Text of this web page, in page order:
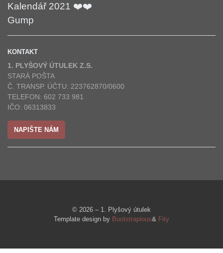
Kalendář 2021 ❤️❤️
Gump
KONTAKT
1. PLYŠOVÝ ÚTULEK Z.S.
STARÁ POŠTA
Č. TRANSP. ÚČTU: 223762870/0600
TELEFON: 602 733 981
IČO: 06313833
NAPIŠTE NÁM
© 2026 – 1. Plyšový útulek
Template design by Bootstrapious& Fity